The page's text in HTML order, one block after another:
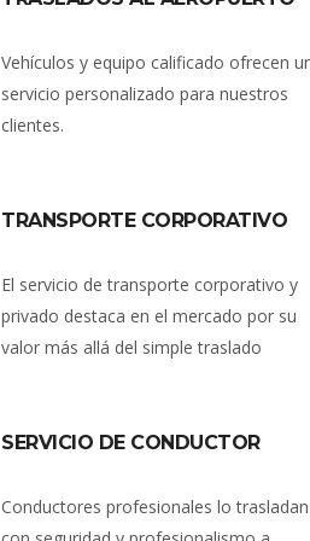
Vehículos y equipo calificado ofrecen
servicio personalizado para nuestros
clientes.
TRANSPORTE CORPORATIVO
El servicio de transporte corporativo y
privado destaca en el mercado por su
valor más allá del simple traslado
SERVICIO DE CONDUCTOR
Conductores profesionales lo trasladan